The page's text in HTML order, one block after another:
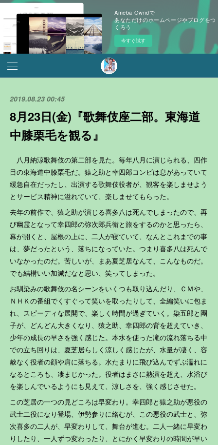
Ameba Owndで
あなただけのホームページやブログをつ
くろう
今すぐ試す
2019.08.23 00:45
8月23日(金)『歌舞伎座二部。東海道
中膝栗毛を観る』
八月納涼歌舞伎の第二部を見た。毎年八月に演じられる、四作
目の東海道中膝栗毛だ。猿之助と幸四郎コンビは息があっていて
緩急自在だったし、出演する歌舞伎役者が、観客を楽しませよう
とサービス精神に溢れていて、楽しませてもらった。
去年の前作で、猿之助が演じる喜多八は死んでしまったので、再
び幽霊となって幸四郎の弥次郎兵衛と旅をするのかと思ったら、
幕が開くと、屋根の上に、二人が寝ていて、なんとこれまでの事
は、夢だったという、落ちになっていた。つまり喜多八は死んで
いなかったのだ。苦しいが、まあ夏芝居なんて、こんなものだ。
でも結構いい加減だなと思い、笑ってしまった。
お馴染みの歌舞伎の名シーンをいくつも取り込んだり、ＣＭや、
ＮＨＫの番組でくすぐって笑いを取ったりして、全編笑いに包ま
れ、スピーディな展開で、楽しく時間が過ぎていく。染五郎と團
子が、どんどん大きくなり、猿之助、幸四郎の背を超えていき、
少年の成長の早さを強く感じた。本水を使った滝の流れ落ちる中
での立ち回りは、夏芝居らしく涼しく感じたが、水量が凄く、容
赦なく役者の顔や肩に落ちる。水たまりに飛び込んでずぶ濡れに
なるところも、凄まじかった。役者はまさに熱演を超え、水浴び
を楽しんでいるようにも見えて、涼しさを、強く感じさせた。
この芝居の一つの見どころは早変わり。幸四郎と猿之助が悪役の
武士二役になり登場、伊勢参りに絡むが、この悪役の武士と、弥
次喜多の二人が、早変わりして、舞台が進む。二人一緒に早変わ
りしたり、一人ずつ変わったり、とにかく早変わりの時間が早い